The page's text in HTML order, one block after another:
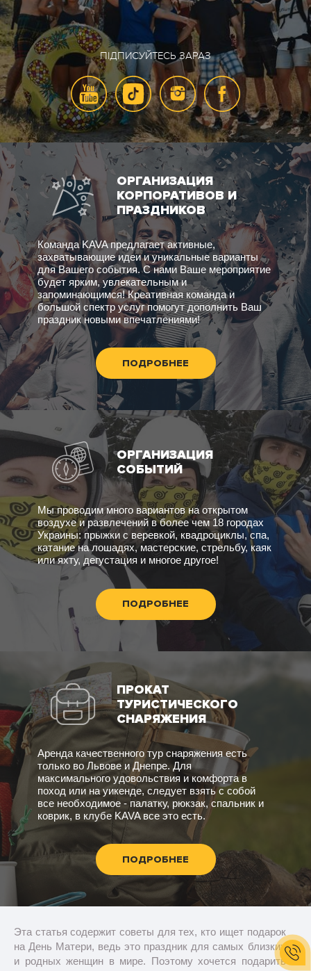
ПІДПИСУЙТЕСЬ ЗАРАЗ
ОРГАНИЗАЦИЯ
КОРПОРАТИВОВ И
ПРАЗДНИКОВ
Команда KAVA предлагает активные,
захватывающие идеи и уникальные варианты
для Вашего события. С нами Ваше мероприятие
будет ярким, увлекательным и
запоминающимся! Креативная команда и
большой спектр услуг помогут дополнить Ваш
праздник новыми впечатлениями!
ПОДРОБНЕЕ
ОРГАНИЗАЦИЯ
СОБЫТИЙ
Мы проводим много вариантов на открытом
воздухе и развлечений в более чем 18 городах
Украины: прыжки с веревкой, квадроциклы, спа,
катание на лошадях, мастерские, стрельбу, каяк
или яхту, дегустация и многое другое!
ПОДРОБНЕЕ
ПРОКАТ
ТУРИСТИЧЕСКОГО
СНАРЯЖЕНИЯ
Аренда качественного тур снаряжения есть
только во Львове и Днепре. Для
максимального удовольствия и комфорта в
поход или на уикенде, следует взять с собой
все необходимое - палатку, рюкзак, спальник и
коврик, в клубе KAVA все это есть.
ПОДРОБНЕЕ
Эта статья содержит советы для тех, кто ищет подарок
на День Матери, ведь это праздник для самых близких
и родных женщин в мире. Поэтому хочется подарить